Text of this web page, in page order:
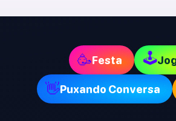
🥳Festa 🕹
👋Puxando Conversa